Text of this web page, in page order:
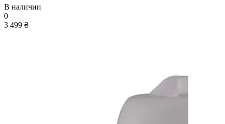
В наличии
0
3 499 ₴